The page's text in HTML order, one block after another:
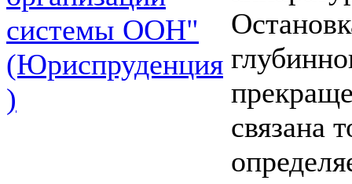
системы ООН"
(Юриспруденция
)
связана